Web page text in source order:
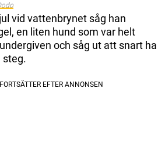
vid vattenbrynet såg han
en liten hund som var helt
och såg ut att snart ha
steg.